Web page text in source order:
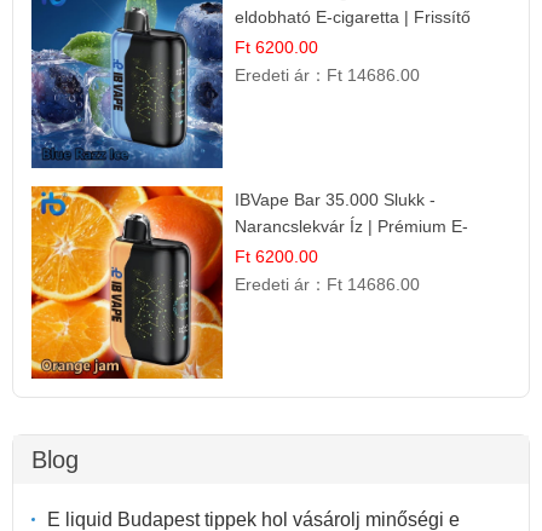
eldobható E-cigaretta | Frissítő
Ízélmény
Ft 6200.00
Eredeti ár： Ft 14686.00
IBVape Bar 35.000 Slukk -
Narancslekvár Íz | Prémium E-
cigaretta
Ft 6200.00
Eredeti ár： Ft 14686.00
Blog
E liquid Budapest tippek hol vásárolj minőségi e